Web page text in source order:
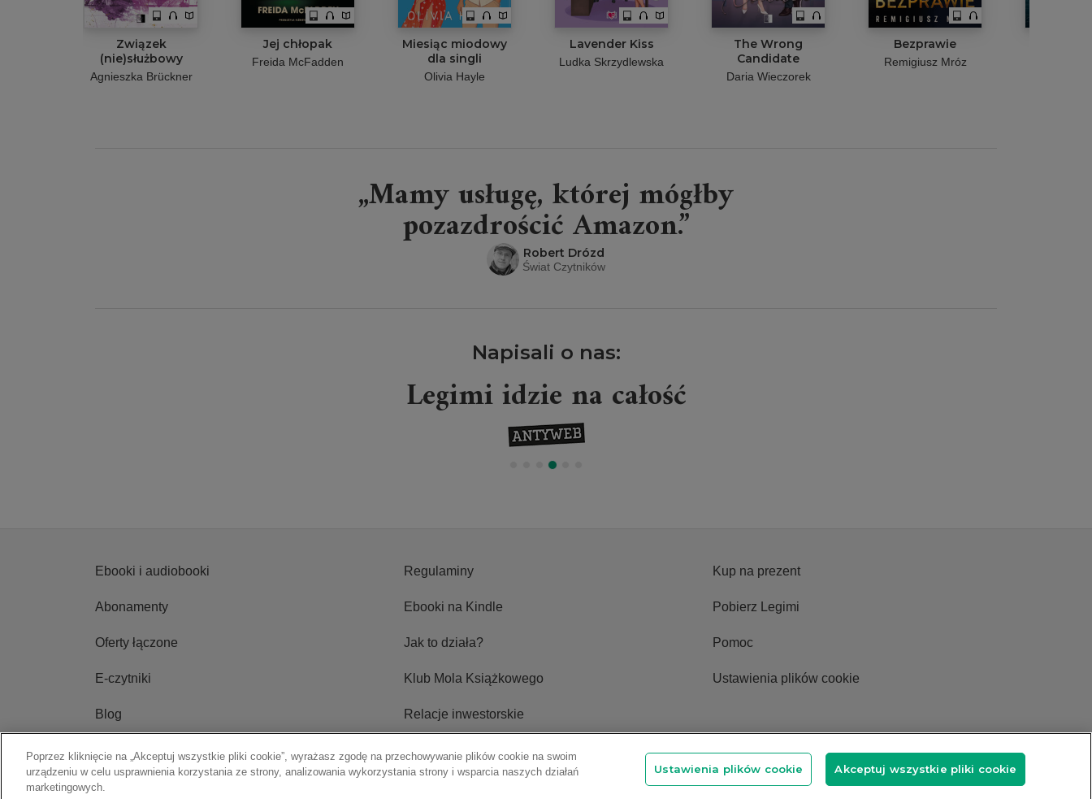
Związek
(nie)służbowy
Agnieszka Brückner
Jej chłopak
Freida McFadden
Miesiąc miodowy
dla singli
Olivia Hayle
Lavender Kiss
Ludka Skrzydlewska
The Wrong
Candidate
Daria Wieczorek
Bezprawie
Remigiusz Mróz
„Mamy usługę, której mógłby
pozazdrościć Amazon.”
Robert Drózd
Świat Czytników
Napisali o nas:
Legimi idzie na całość
Ebooki i audiobooki Regulaminy Kup na prezent
Abonamenty Ebooki na Kindle Pobierz Legimi
Oferty łączone Jak to działa? Pomoc
E-czytniki Klub Mola Książkowego Ustawienia plików cookie
Blog Relacje inwestorskie
Copyright © 2009-2026 Legimi S.A. Wszelkie prawa zastrzeżone.
Poprzez kliknięcie na „Akceptuj wszystkie pliki cookie”, wyrażasz zgodę na przechowywanie plików cookie na swoim
urządzeniu w celu usprawnienia korzystania ze strony, analizowania wykorzystania strony i wsparcia naszych działań
marketingowych.
Ustawienia plików cookie Akceptuj wszystkie pliki cookie